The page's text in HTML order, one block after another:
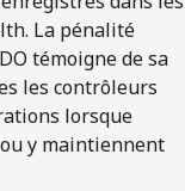
La pénalité
témoigne de sa
les contrôleurs
lorsque
y maintiennent